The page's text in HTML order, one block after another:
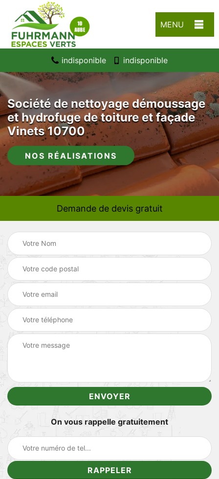
MENU
indisponible indisponible
Société de nettoyage démoussage
et hydrofuge de toiture et façade
Vinets 10700
NOS RÉALISATIONS
Demande de devis gratuit
On vous rappelle gratuitement